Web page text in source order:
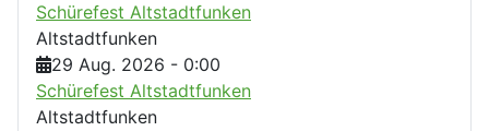
Schürefest Altstadtfunken
Altstadtfunken
29 Aug. 2026 - 0:00
Schürefest Altstadtfunken
Altstadtfunken